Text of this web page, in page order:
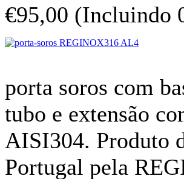
€95,00 (Incluindo
porta soros com
tubo e extensão
AISI304. Produto
Portugal pela